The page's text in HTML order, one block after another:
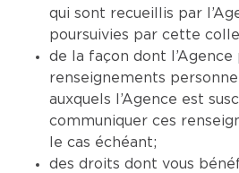
qui sont recueillis par
poursuivies par cette
de la façon dont
renseignements
auxquels l’Agence est
communiquer ces
le cas échéant;
des droits dont vous